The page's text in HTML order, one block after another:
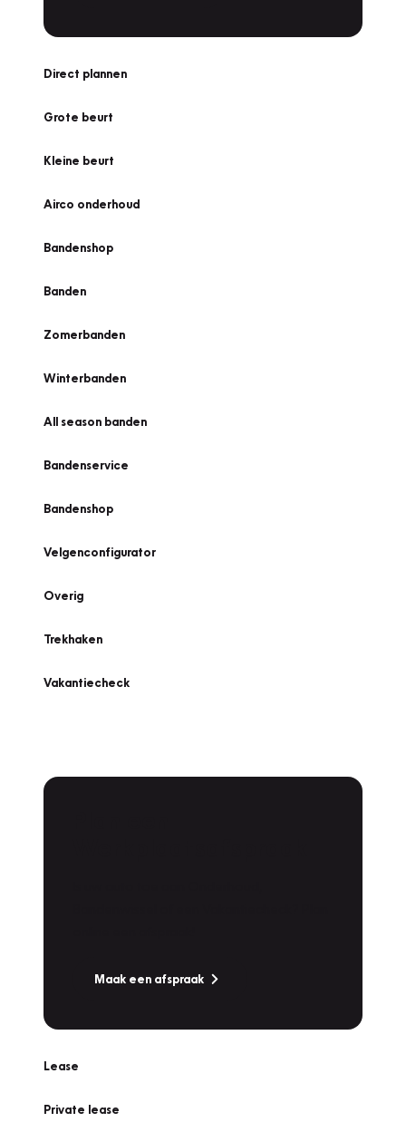
Direct plannen
Grote beurt
Kleine beurt
Airco onderhoud
Bandenshop
Banden
Zomerbanden
Winterbanden
All season banden
Bandenservice
Bandenshop
Velgenconfigurator
Overig
Trekhaken
Vakantiecheck
Maak een afspraak
Lease
Private lease